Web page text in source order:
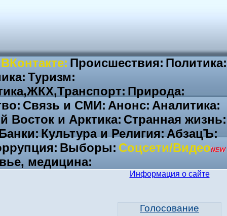
Происшествия: Политика:
Туризм:
Природа:
Связь и СМИ: Анонс: Аналитика:
Восток и Арктика: Странная жизнь:
Культура и Религия:АбзацЪ:
Выборы: Соцсети/Видео
медицина:
Информация о сайте
Голосование